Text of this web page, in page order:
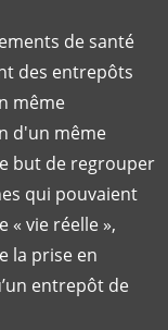
de santé
des entrepôts
même
d'un même
but de regrouper
qui pouvaient
« vie réelle »,
la prise en
entrepôt de